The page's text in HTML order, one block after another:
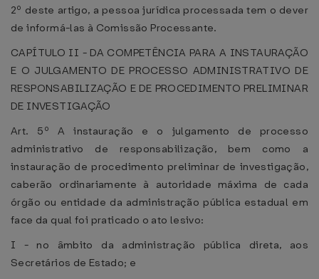
2º deste artigo, a pessoa jurídica processada tem o dever
de informá-las à Comissão Processante.
CAPÍTULO II - DA COMPETÊNCIA PARA A INSTAURAÇÃO
E O JULGAMENTO DE PROCESSO ADMINISTRATIVO DE
RESPONSABILIZAÇÃO E DE PROCEDIMENTO PRELIMINAR
DE INVESTIGAÇÃO
Art. 5º A instauração e o julgamento de processo
administrativo de responsabilização, bem como a
instauração de procedimento preliminar de investigação,
caberão ordinariamente à autoridade máxima de cada
órgão ou entidade da administração pública estadual em
face da qual foi praticado o ato lesivo:
I - no âmbito da administração pública direta, aos
Secretários de Estado; e